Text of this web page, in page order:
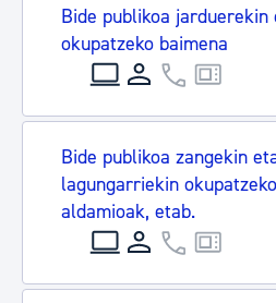
Bide publikoa
okupatzeko baimena
Bide publikoa zangekin
lagungarriekin
aldamioak, etab.